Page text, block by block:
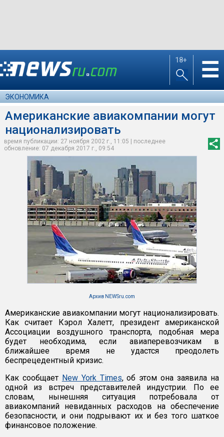
18+ ☰
ЭКОНОМИКА
Американские авиакомпании могут
национализировать
время публикации: 27 ноября 2002 г., 11:05 | последнее
обновление: 07 декабря 2017 г., 09:54
Архив NEWSru.com
Американские авиакомпании могут национализировать.
Как считает Кэрол Халетт, президент американской
Ассоциации воздушного транспорта, подобная мера
будет необходима, если авиаперевозчикам в
ближайшее время не удастся преодолеть
беспрецедентный кризис.
Как сообщает New York Times, об этом она заявила на
одной из встреч представителей индустрии. По ее
словам, нынешняя ситуация потребовала от
авиакомпаний невиданных расходов на обеспечение
безопасности, и они подрывают их и без того шаткое
финансовое положение.